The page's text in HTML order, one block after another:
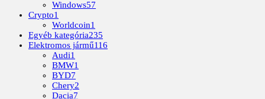
Windows57
Crypto1
Worldcoin1
Egyéb kategória235
Elektromos jármű116
Audi1
BMW1
BYD7
Chery2
Dacia7